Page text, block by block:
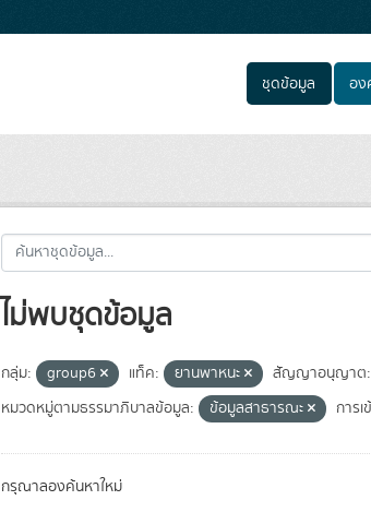
ชุดข้อมูล อง
ไม่พบชุดข้อมูล
กลุ่ม: group6 แท็ค: ยานพาหนะ สัญญาอนุญาต:
หมวดหมู่ตามธรรมาภิบาลข้อมูล:
ข้อมูลสาธารณะ การเ
กรุณาลองค้นหาใหม่